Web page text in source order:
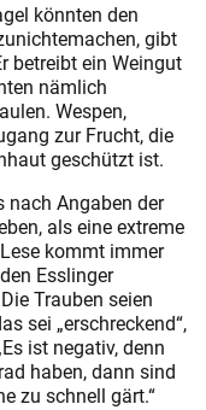
könnten den
gibt
betreibt ein Weingut
nämlich
Wespen,
zur Frucht, die
geschützt ist.
nach Angaben der
als eine extreme
kommt immer
Esslinger
Trauben seien
sei „erschreckend“,
ist negativ, denn
haben, dann sind
zu schnell gärt.“